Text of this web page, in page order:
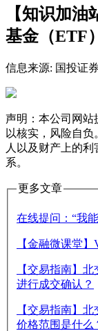
【知识加
基金（ETF
信息来源: 国投证券
声明：本公司网站
以核实，风险自
人以及财产上的
系。
更多文章
在线提问：“我
【金融微课堂
【交易指南】
进行成交确认？
【交易指南】
价格范围是什么